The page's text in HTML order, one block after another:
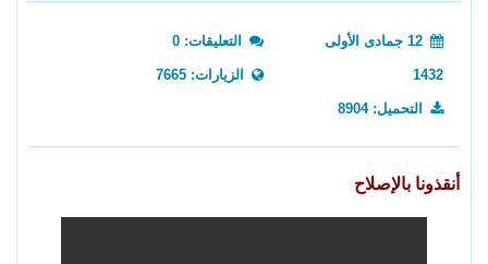
12 جمادى الأولى
1432
التعليقات: 0
الزيارات: 7665
التحميل: 8904
أنقذونا بالإصلاح